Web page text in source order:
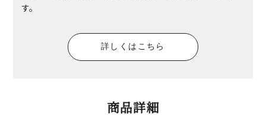
す。
詳しくはこちら
商品詳細